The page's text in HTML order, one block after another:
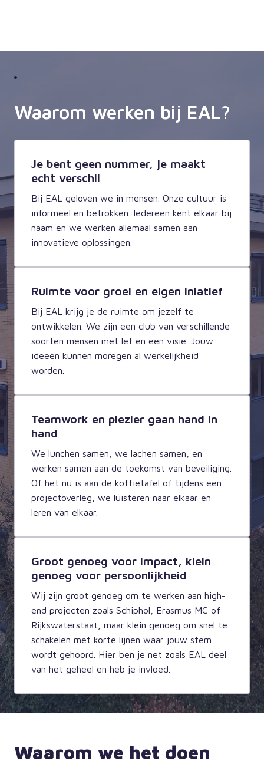
Waarom werken bij EAL?
Je bent geen nummer, je maakt
echt verschil
Bij EAL geloven we in mensen. Onze cultuur is
informeel en betrokken. Iedereen kent elkaar bij
naam en we werken allemaal samen aan
innovatieve oplossingen.
Ruimte voor groei en eigen iniatief
Bij EAL krijg je de ruimte om jezelf te
ontwikkelen. We zijn een club van verschillende
soorten mensen met lef en een visie. Jouw
ideeën kunnen moregen al werkelijkheid
worden.
Teamwork en plezier gaan hand in
hand
We lunchen samen, we lachen samen, en
werken samen aan de toekomst van beveiliging.
Of het nu is aan de koffietafel of tijdens een
projectoverleg, we luisteren naar elkaar en
leren van elkaar.
Groot genoeg voor impact, klein
genoeg voor persoonlijkheid
Wij zijn groot genoeg om te werken aan high-
end projecten zoals Schiphol, Erasmus MC of
Rijkswaterstaat, maar klein genoeg om snel te
schakelen met korte lijnen waar jouw stem
wordt gehoord. Hier ben je net zoals EAL deel
van het geheel en heb je invloed.
Waarom we het doen